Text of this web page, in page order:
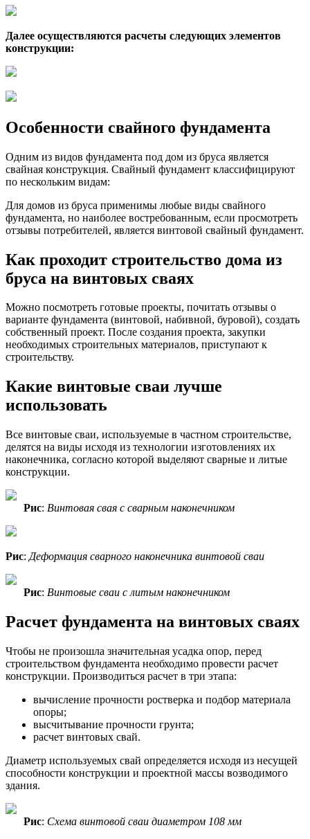
Далее осуществляются расчеты следующих элементов
конструкции:
Особенности свайного фундамента
Одним из видов фундамента под дом из бруса является
свайная конструкция. Свайный фундамент классифицируют
по нескольким видам:
Для домов из бруса применимы любые виды свайного
фундамента, но наиболее востребованным, если просмотреть
отзывы потребителей, является винтовой свайный фундамент.
Как проходит строительство дома из
бруса на винтовых сваях
Можно посмотреть готовые проекты, почитать отзывы о
варианте фундамента (винтовой, набивной, буровой), создать
собственный проект. После создания проекта, закупки
необходимых строительных материалов, приступают к
строительству.
Какие винтовые сваи лучше
использовать
Все винтовые сваи, используемые в частном строительстве,
делятся на виды исходя из технологии изготовлениях их
наконечника, согласно которой выделяют сварные и литые
конструкции.
Рис: Винтовая свая с сварным наконечником
Рис: Деформация сварного наконечника винтовой сваи
Рис: Винтовые сваи с литым наконечником
Расчет фундамента на винтовых сваях
Чтобы не произошла значительная усадка опор, перед
строительством фундамента необходимо провести расчет
конструкции. Производиться расчет в три этапа:
вычисление прочности ростверка и подбор материала
опоры;
высчитывание прочности грунта;
расчет винтовых свай.
Диаметр используемых свай определяется исходя из несущей
способности конструкции и проектной массы возводимого
здания.
Рис: Схема винтовой сваи диаметром 108 мм